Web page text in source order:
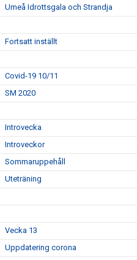
Umeå Idrottsgala och Strandja
Fortsatt inställt
Covid-19 10/11
SM 2020
Introvecka
Introveckor
Sommaruppehåll
Uteträning
Vecka 13
Uppdatering corona